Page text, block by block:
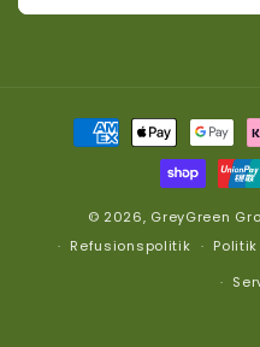
Betalingsmetoder
© 2026, GreyGreen
Refusionspolitik